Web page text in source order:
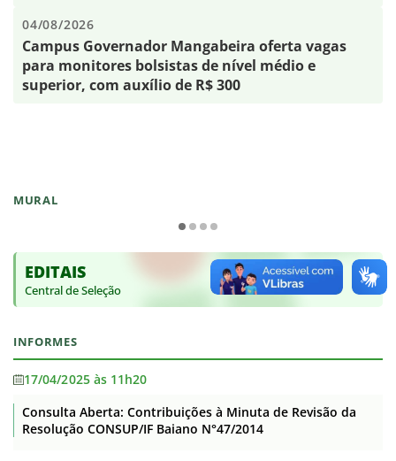
MURAL
EDITAIS
Central de Seleção
INFORMES
17/04/2025 às 11h20
Consulta Aberta: Contribuições à Minuta de Revisão da
Resolução CONSUP/IF Baiano N°47/2014
04/08/2026
Campus Governador Mangabeira oferta vagas
para monitores bolsistas de nível médio e
superior, com auxílio de R$ 300